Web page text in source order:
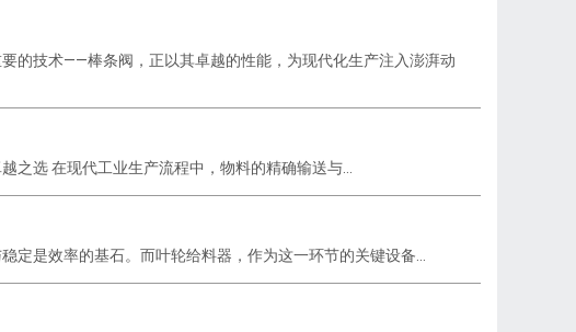
的技术——棒条阀，正以其卓越的性能，为现代化生产注入澎湃动
选 在现代工业生产流程中，物料的精确输送与...
是效率的基石。而叶轮给料器，作为这一环节的关键设备...